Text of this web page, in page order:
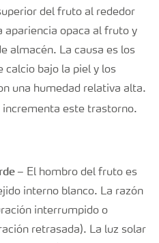
del fruto al rededor
apariencia opaca al fruto y
almacén. La causa es los
calcio bajo la piel y los
una humedad relativa alta.
incrementa este trastorno.
– El hombro del fruto es
interno blanco. La razón
interrumpido o
retrasada). La luz solar